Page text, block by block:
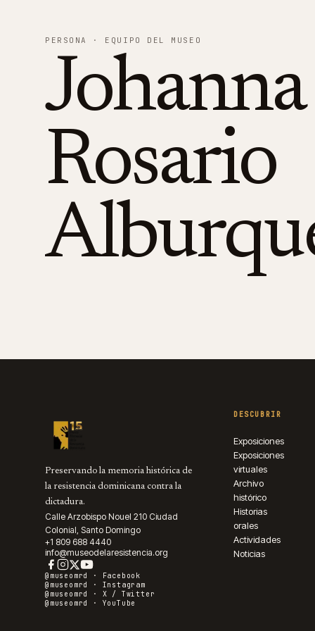
PERSONA · EQUIPO DEL MUSEO
Rosario
Preservando la memoria histórica de
la resistencia dominicana contra la
dictadura.
Calle Arzobispo Nouel 210 Ciudad
Colonial, Santo Domingo
+1 809 688 4440
info@museodelaresistencia.org
@museomrd ·
Facebook
@museomrd · Instagram
@museomrd · X / Twitter
@museomrd · YouTube
DESCUBRIR
Exposiciones
Exposiciones
virtuales
Archivo
histórico
Historias
orales
Actividades
Noticias